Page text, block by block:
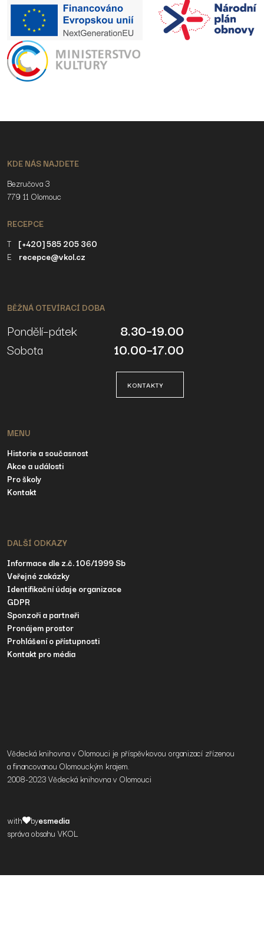
KDE NÁS NAJDETE
Bezručova 3
779 11 Olomouc
RECEPCE
T [+420] 585 205 360
E
recepce@vkol.cz
BĚŽNÁ OTEVÍRACÍ DOBA
Pondělí–pátek
8.30–19.00
Sobota
10.00–17.00
KONTAKTY
MENU
Historie a současnost
Akce a události
Pro školy
Kontakt
DALŠÍ ODKAZY
Informace dle z.č. 106/1999 Sb
Veřejné zakázky
Identifikační údaje organizace
GDPR
Sponzoři a partneři
Pronájem prostor
Prohlášení o přístupnosti
Kontakt pro média
Vědecká knihovna v Olomouci je příspěvkovou organizací zřízenou
a financovanou Olomouckým krajem.
2008-2023 Vědecká knihovna v Olomouci
with byesmedia
správa obsahu VKOL